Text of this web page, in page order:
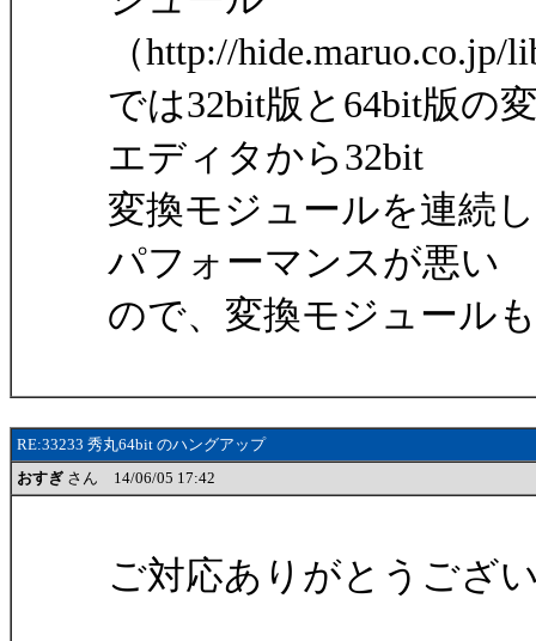
（http://
では32bit版と64bit版の
エディタから32bit
変換モジュールを連続
パフォーマンスが悪い
ので、変換モジュール
RE:33233 秀丸64bit のハングアップ
おすぎ さん 14/06/05 17:42
ご対応ありがとうござ